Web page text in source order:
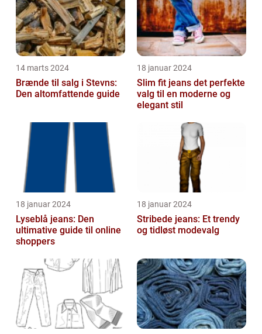
14 marts 2024
Brænde til salg i Stevns:
Den altomfattende guide
18 januar 2024
Slim fit jeans det perfekte
valg til en moderne og
elegant stil
18 januar 2024
Lyseblå jeans: Den
ultimative guide til online
shoppers
18 januar 2024
Stribede jeans: Et trendy
og tidløst modevalg